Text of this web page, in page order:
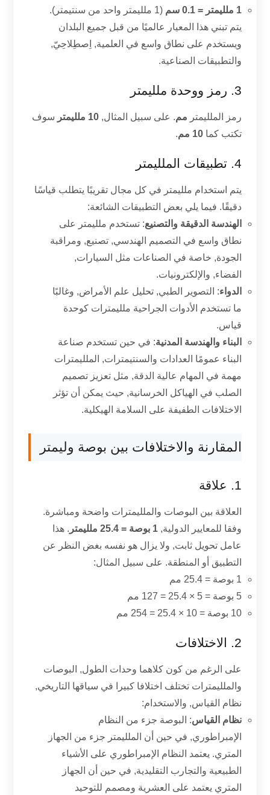
1 ملليمتر = 0.1 سم
(1 ملليمتر واحد من سنتيمتر).
يتم تبني هذا المعيار عالميًا من قبل جميع البلدان
ويستخدم على نطاق واسع في العلمية, اِصطِلاحِيّ,
والتطبيقات الصناعية.
3. رمز ووحدة ملليمتر
رمز الملليمتر مم. على سبيل المثال,10 ملليمتر
سوف
تكتب كما10 مم .
4. تطبيقات الملليمتر
يتم استخدام ملليمتر في كل مجال تقريبًا يتطلب قياسًا
دقيقًا. فيما يلي بعض التطبيقات الشائعة:
الهندسة الدقيقة والتصنيع: تستخدم ملليمتر على
نطاق واسع في التصميم الهندسي, تصنيع, ومراقبة
الجودة, خاصة في الصناعات مثل السيارات,
الفضاء, والإلكترونيات.
الدواء: التصوير الطبي, تحليل علم الأمراض, وغالبًا
ما تستخدم الأدوات الجراحية ملليمترات كوحدة
قياس.
البناء والهندسة المدنية: في حين تستخدم صناعة
البناء عمومًا العدادات والسنتيمترات, الملليمترات
مهمة في المهام عالية الدقة, مثل تعزيز تصميم
الصلب في الهياكل الخرسانية, حيث يمكن أن تؤثر
الاختلافات الطفيفة على السلامة الهيكلية.
المقارنة والاختلافات بين بوصة وليمتر
1. علاقة
العلاقة بين البوصات والملليمترات واضحة ومباشرة.
وفقا للمعايير الدولية,1 بوصة = 25.4 ملليمتر
. هذا
عامل تحويل ثابت, ولا يزال هو نفسه بغض النظر عن
التطبيق أو المنطقة. على سبيل المثال:
1 بوصة = 25.4 مم
5 بوصة = 5 × 25.4 = 127 مم
10 بوصة = 10 × 25.4 = 254 مم
2. الاختلافات
على الرغم من كون كلاهما وحدات الطول, البوصات
والملليمترات تختلف اختلافا كبيرا في سياقها التاريخي,
نظام القياس, والاستخدام:
نظام القياس: البوصة جزء من النظام
الإمبراطوري, في حين أن الملليمتر جزء من الجهاز
المتري. يعتمد النظام الإمبراطوري على الأشياء
الطبيعية والتجارب التقليدية, في حين أن الجهاز
المتري يعتمد على العشرية ومصمم للتوحيد